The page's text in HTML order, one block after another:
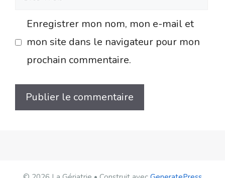
Enregistrer mon nom, mon e-mail et
mon site dans le navigateur pour mon
prochain commentaire.